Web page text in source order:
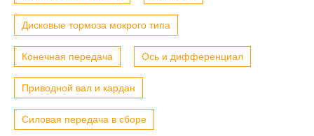
Дисковые тормоза мокрого типа
Конечная передача Ось и дифференциал
Приводной вал и кардан
Силовая передача в сборе